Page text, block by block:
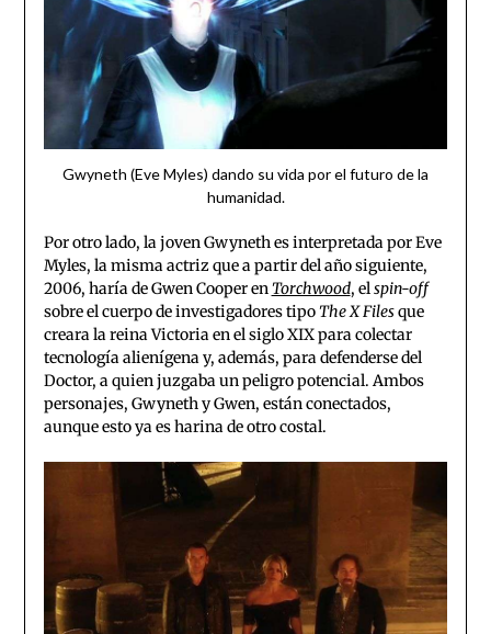
Gwyneth (Eve Myles) dando su vida por el futuro de la
humanidad.
Por otro lado, la joven Gwyneth es interpretada por Eve
Myles, la misma actriz que a partir del año siguiente,
2006, haría de Gwen Cooper enTorchwood, elspin-off
sobre el cuerpo de investigadores tipoTheX Filesque
creara la reina Victoria en el siglo XIX para colectar
tecnología alienígena y, además, para defenderse del
Doctor, a quien juzgaba un peligro potencial. Ambos
personajes, Gwyneth y Gwen, están conectados,
aunque esto ya es harina de otro costal.